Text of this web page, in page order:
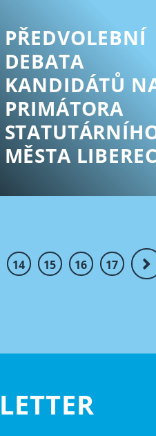
PŘEDVOLEBNÍ
DEBATA
KANDIDÁTŮ
PRIMÁTORA
MĚSTA LIBEREC
14 15 16 17